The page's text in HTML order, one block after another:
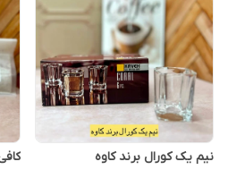
نیم یک کورال برند کاوه